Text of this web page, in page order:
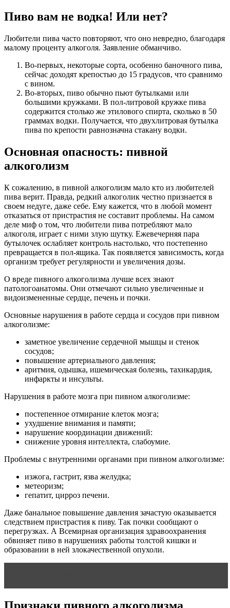
Пиво вам не водка! Или нет?
Любители пива часто повторяют, что оно невредно, благодаря
малому проценту алкоголя. Заявление обманчиво.
Во-первых, некоторые сорта, особенно баночного пива,
сейчас доходят крепостью до 15 градусов, что сравнимо
с вином.
Во-вторых, пиво обычно пьют бутылками или
большими кружками. В пол-литровой кружке пива
содержится столько же этилового спирта, сколько в 50
граммах водки. Получается, что двухлитровая бутылка
пива по крепости равнозначна стакану водки.
Основная опасность: пивной
алкоголизм
К сожалению, в пивной алкоголизм мало кто из любителей
пива верит. Правда, редкий алкоголик честно признается в
своем недуге, даже себе. Ему кажется, что в любой момент
отказаться от пристрастия не составит проблемы. На самом
деле миф о том, что любители пива потребляют мало
алкоголя, играет с ними злую шутку. Ежевечерняя пара
бутылочек ослабляет контроль настолько, что постепенно
превращается в пол-ящика. Так появляется зависимость, когда
организм требует регулярности и увеличения дозы.
О вреде пивного алкоголизма лучше всех знают
патологоанатомы. Они отмечают сильно увеличенные и
видоизмененные сердце, печень и почки.
Основные нарушения в работе сердца и сосудов при пивном
алкоголизме:
заметное увеличение сердечной мышцы и стенок
сосудов;
повышение артериального давления;
аритмия, одышка, ишемическая болезнь, тахикардия,
инфаркты и инсульты.
Нарушения в работе мозга при пивном алкоголизме:
постепенное отмирание клеток мозга;
ухудшение внимания и памяти;
нарушение координации движений:
снижение уровня интеллекта, слабоумие.
Проблемы с внутренними органами при пивном алкоголизме:
изжога, гастрит, язва желудка;
метеоризм;
гепатит, цирроз печени.
Даже банальное повышение давления зачастую оказывается
следствием пристрастия к пиву. Так почки сообщают о
перегрузках. А Всемирная организация здравоохранения
обвиняет пиво в нарушениях работы толстой кишки и
образовании в ней злокачественной опухоли.
Признаки пивного алкоголизма